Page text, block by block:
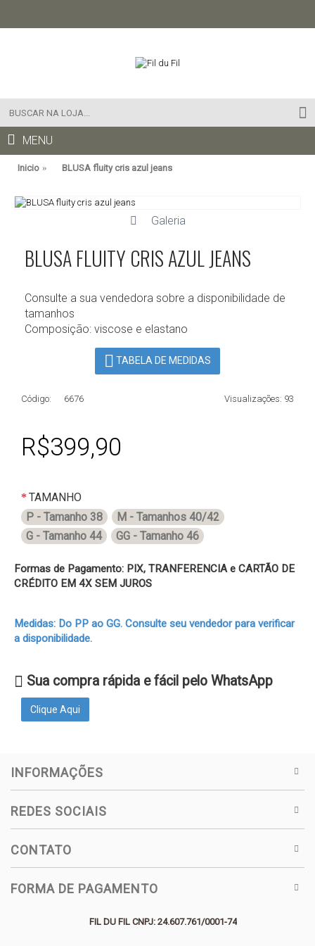
MENU
Inicio BLUSA fluity cris azul jeans
Galeria
BLUSA FLUITY CRIS AZUL JEANS
Consulte a sua vendedora sobre a disponibilidade de
tamanhos
Composição: viscose e elastano
TABELA DE MEDIDAS
Visualizações: 93
Código: 6676
R$399,90
TAMANHO
P - Tamanho 38
M - Tamanhos 40/42
G - Tamanho 44
GG - Tamanho 46
Formas de Pagamento: PIX, TRANFERENCIA e CARTÃO DE
CRÉDITO EM 4X SEM JUROS
Medidas: Do PP ao GG. Consulte seu vendedor para verificar
a disponibilidade.
Sua compra rápida e fácil pelo WhatsApp
Clique Aqui
INFORMAÇÕES
REDES SOCIAIS
CONTATO
FORMA DE PAGAMENTO
FIL DU FIL CNPJ: 24.607.761/0001-74